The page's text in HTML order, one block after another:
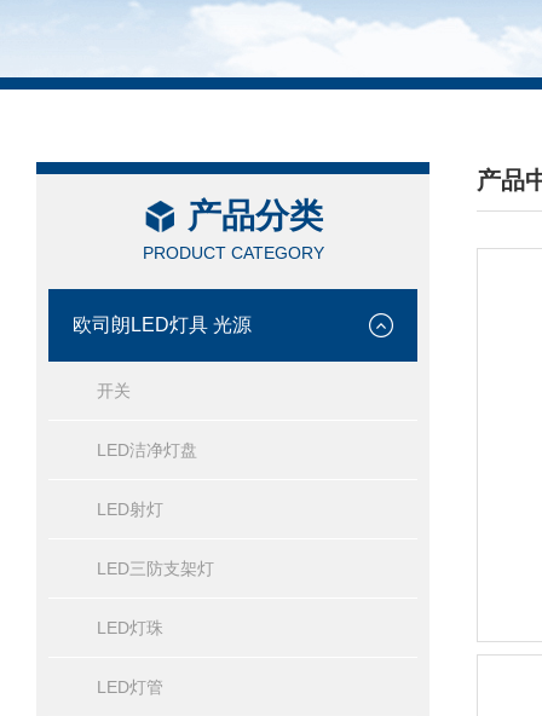
产品分类
PRODUCT CATEGORY
欧司朗LED灯具 光源
开关
LED洁净灯盘
LED射灯
LED三防支架灯
LED灯珠
LED灯管
产品
/